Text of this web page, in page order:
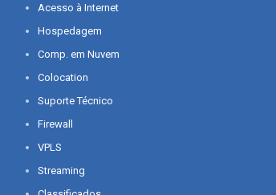
Acesso à Internet
Hospedagem
Comp. em Nuvem
Colocation
Suporte Técnico
Firewall
VPLS
Streaming